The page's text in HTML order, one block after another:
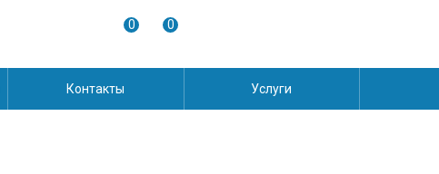
0 0
Контакты Услуги